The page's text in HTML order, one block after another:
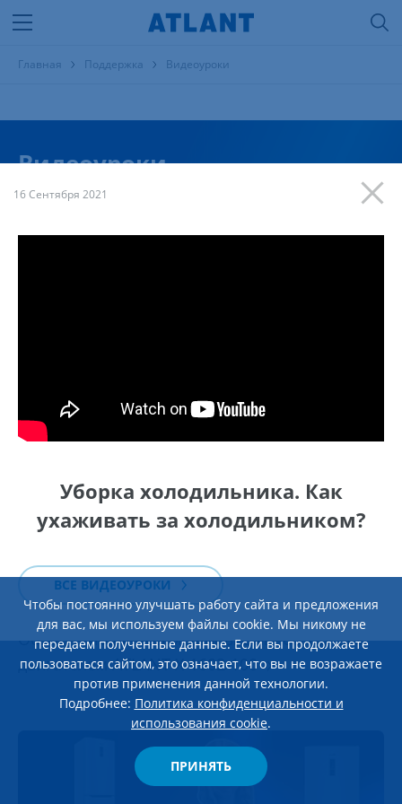
16 Сентября 2021
Уборка холодильника. Как
ухаживать за холодильником?
ВСЕ ВИДЕОУРОКИ
Чтобы постоянно улучшать работу сайта и предложения
для вас, мы используем файлы cookie. Мы никому не
передаем полученные данные. Если вы продолжаете
пользоваться сайтом, это означает, что вы не возражаете
против применения данной технологии.
Подробнее: Политика конфиденциальности и
использования cookie.
ПРИНЯТЬ
Главная Поддержка Видеоуроки
Видеоуроки
23 января 2026
Обзор стиральной машины c инверторным
двигателем ATLANT Х-1602-100